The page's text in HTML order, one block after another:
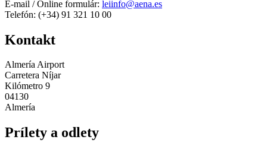
E-mail / Online formulár: leiinfo@aena.es
Telefón: (+34) 91 321 10 00
Kontakt
Almería Airport
Carretera Níjar
Kilómetro 9
04130
Almería
Prílety a odlety